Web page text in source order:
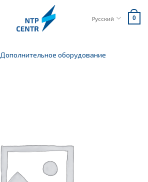
Русский 0
Дополнительное оборудование